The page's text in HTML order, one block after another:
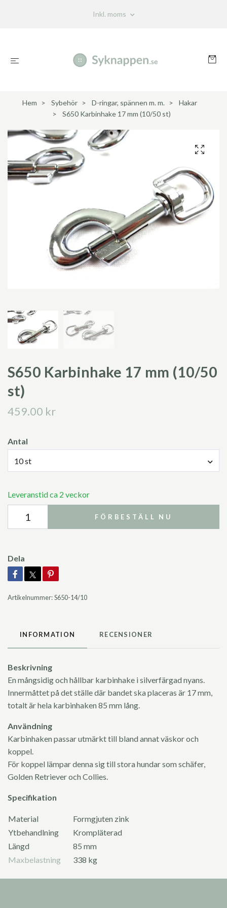
Inkl. moms
Hem Sybehör D-ringar, spännen m. m.
Hakar
S650 Karbinhake 17 mm (10/50 st)
S650 Karbinhake 17 mm (10/50
st)
459.00 kr
Antal
10 st
Leveranstid ca 2 veckor
FÖRBESTÄLL NU
Dela
Artikelnummer:S650-14/10
INFORMATION RECENSIONER
Beskrivning
En mångsidig och hållbar karbinhake i silverfärgad nyans.
Innermåttet på det ställe där bandet ska placeras är 17 mm,
totalt är hela karbinhaken 85 mm lång.
Användning
Karbinhaken passar utmärkt till bland annat väskor och
koppel.
För koppel lämpar denna sig till stora hundar som schäfer,
Golden Retriever och Collies.
Specifikation
Material
Formgjuten zink
Ytbehandlning
Krompläterad
Längd
85 mm
Maxbelastning
338 kg